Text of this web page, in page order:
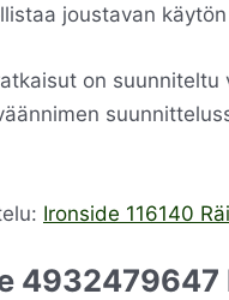
joustavan
on
Ironside 116140
4932479647